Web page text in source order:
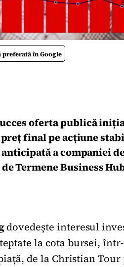
preferată în Google
oferta publică
final pe acțiune
a companiei
Termene Business
dovedește interesul
la cota bursei,
de la Christian